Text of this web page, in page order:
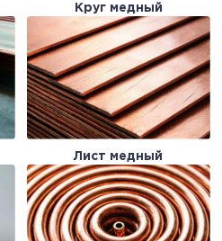
Круг медный
Лист медный